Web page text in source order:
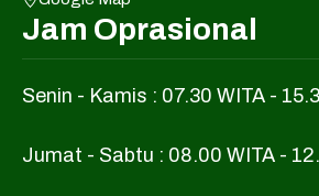
Jam Oprasional
Senin - Kamis : 07.30 WITA -
Jumat - Sabtu : 08.00 WITA -